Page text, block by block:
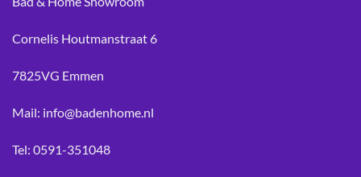
Cornelis Houtmanstraat 6
7825VG Emmen
Mail: info@badenhome.nl
Tel: 0591-351048